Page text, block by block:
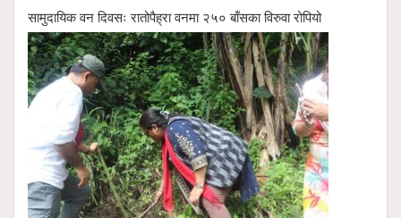
सामुदायिक वन दिवसः रातोपैह्रा वनमा २५० बाँसका विरुवा रोपियो